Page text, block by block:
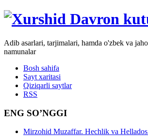
Adib asarlari, tarjimalari, hamda o'zbek va
namunalar
Bosh sahifa
Sayt xaritasi
Qiziqarli saytlar
RSS
ENG SO’NGGI
Mirzohid Muzaffar. Hechlik va